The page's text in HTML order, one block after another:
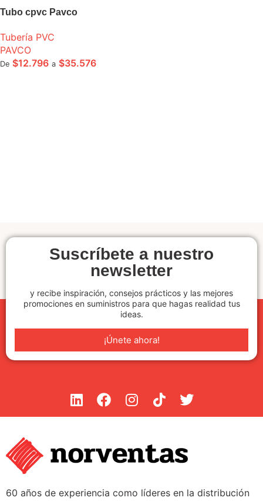
Tubo cpvc Pavco
Tubería PVC
PAVCO
De $12.796 a $35.576
Suscríbete a nuestro
newsletter
y recibe inspiración, consejos prácticos y las mejores
promociones en suministros para que hagas realidad tus
ideas.
¡Únete ahora!
60 años de experiencia como líderes en la distribución